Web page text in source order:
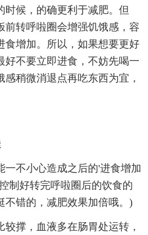
候，的确更利于减肥。但
前转呼啦圈会增强饥饿感，容
食增加。所以，如果想要更好
好不要立即进食，不妨先喝一
稍微消退点再吃东西为宜，
不小心造成之后的'进食增加
制好转完呼啦圈后的饮食的
不错的，减肥效果加倍哦。)
撑，血液多在肠胃处运转，